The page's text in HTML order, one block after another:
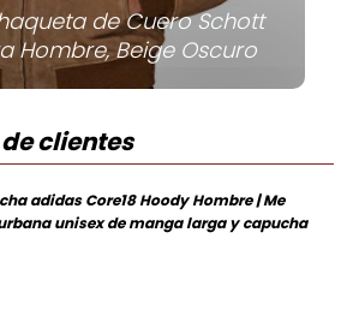
de Cuero Schott
Hombre, Beige Oscuro
clientes
adidas Core18 Hoody Hombre | Me
unisex de manga larga y capucha